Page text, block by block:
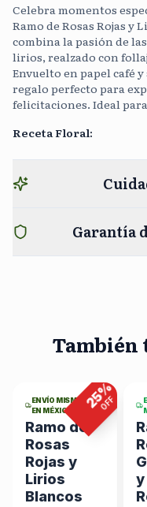
Celebra momentos
Ramo de Rosas Rojas y
combina la pasión de
lirios, realzado con
Envuelto en papel café
regalo perfecto para
felicitaciones. Ideal
Receta Floral:
Garantía
También
viendo
25%
OFF
ENVÍO MISMO DÍA
EN MÉXICO
Ramo de
Rosas
Rojas y
Lirios
Blancos
y